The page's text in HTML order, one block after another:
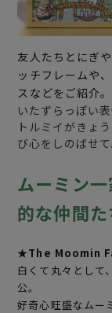
友人たちとにぎ
ッチフレームや
スなどをご紹介。
いたずらっぽい
トルミイがきょ
び心をしのばせて
ムーミン
的な仲間
★The Moomin
白くて丸々として
公。
好奇心旺盛なムー